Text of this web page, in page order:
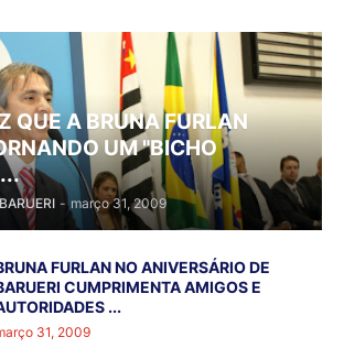
QUE A BRUNA FURLAN
UM "BICHO
- março 31, 2009
FURLAN NO ANIVERSÁRIO DE
CUMPRIMENTA AMIGOS E
...
31, 2009